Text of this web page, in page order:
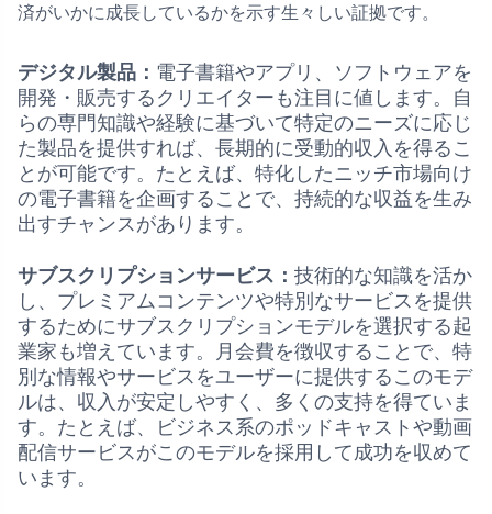
済がいかに成長しているかを示す生々しい証拠です。
デジタル製品： 電子書籍やアプリ、ソフトウェアを
開発・販売するクリエイターも注目に値します。自
らの専門知識や経験に基づいて特定のニーズに応じ
た製品を提供すれば、長期的に受動的収入を得るこ
とが可能です。たとえば、特化したニッチ市場向け
の電子書籍を企画することで、持続的な収益を生み
出すチャンスがあります。
サブスクリプションサービス： 技術的な知識を活か
し、プレミアムコンテンツや特別なサービスを提供
するためにサブスクリプションモデルを選択する起
業家も増えています。月会費を徴収することで、特
別な情報やサービスをユーザーに提供するこのモデ
ルは、収入が安定しやすく、多くの支持を得ていま
す。たとえば、ビジネス系のポッドキャストや動画
配信サービスがこのモデルを採用して成功を収めて
います。